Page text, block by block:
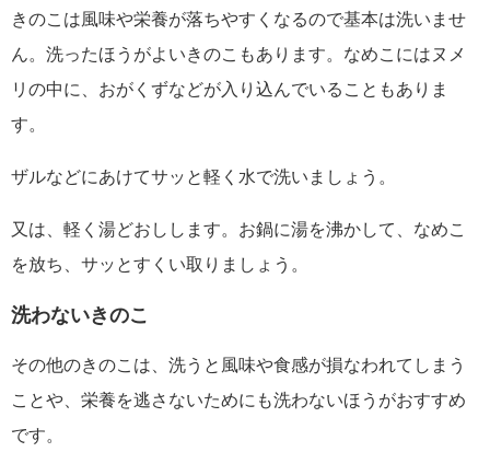
きのこは風味や栄養が落ちやすくなるので基本は洗いませ
ん。洗ったほうがよいきのこもあります。なめこにはヌメ
リの中に、おがくずなどが入り込んでいることもありま
す。
ザルなどにあけてサッと軽く水で洗いましょう。
又は、軽く湯どおしします。お鍋に湯を沸かして、なめこ
を放ち、サッとすくい取りましょう。
洗わないきのこ
その他のきのこは、洗うと風味や食感が損なわれてしまう
ことや、栄養を逃さないためにも洗わないほうがおすすめ
です。